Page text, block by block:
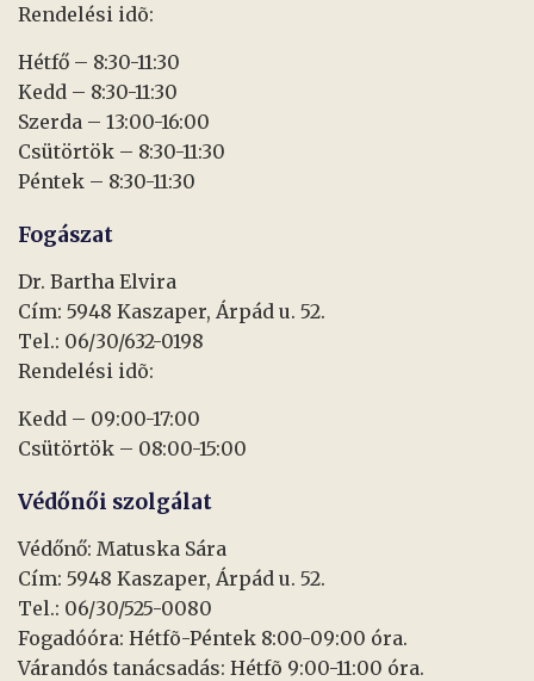
Rendelési idõ:
Hétfő – 8:30-11:30
Kedd – 8:30-11:30
Szerda – 13:00-16:00
Csütörtök – 8:30-11:30
Péntek – 8:30-11:30
Fogászat
Dr. Bartha Elvira
Cím: 5948 Kaszaper, Árpád u. 52.
Tel.: 06/30/632-0198
Rendelési idõ:
Kedd – 09:00-17:00
Csütörtök – 08:00-15:00
Védőnői szolgálat
Védőnő: Matuska Sára
Cím: 5948 Kaszaper, Árpád u. 52.
Tel.: 06/30/525-0080
Fogadóóra: Hétfõ-Péntek 8:00-09:00 óra.
Várandós tanácsadás: Hétfõ 9:00-11:00 óra.